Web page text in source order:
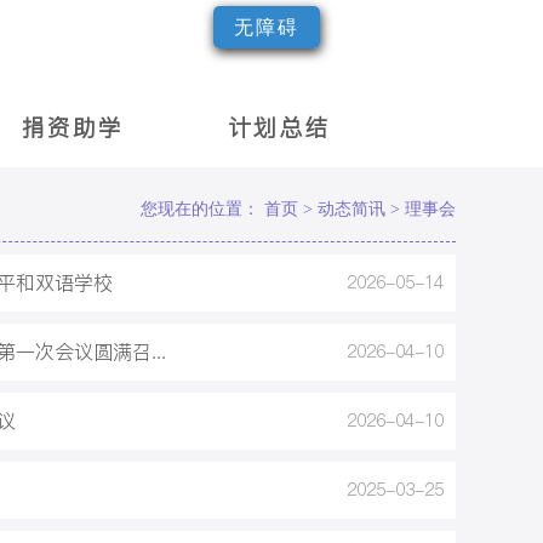
无障碍
捐资助学 计划总结
您现在的位置： 首页 > 动态简讯 > 理事会
和双语学校 2026-05-14
一次会议圆满召... 2026-04-10
2026-04-10
2025-03-25